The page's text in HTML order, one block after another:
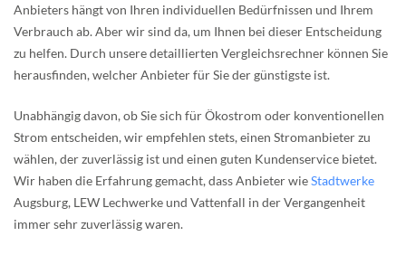
Anbieters hängt von Ihren individuellen Bedürfnissen und Ihrem
Verbrauch ab. Aber wir sind da, um Ihnen bei dieser Entscheidung
zu helfen. Durch unsere detaillierten Vergleichsrechner können Sie
herausfinden, welcher Anbieter für Sie der günstigste ist.
Unabhängig davon, ob Sie sich für Ökostrom oder konventionellen
Strom entscheiden, wir empfehlen stets, einen Stromanbieter zu
wählen, der zuverlässig ist und einen guten Kundenservice bietet.
Wir haben die Erfahrung gemacht, dass Anbieter wieStadtwerke
Augsburg, LEW Lechwerke und Vattenfall in der Vergangenheit
immer sehr zuverlässig waren.